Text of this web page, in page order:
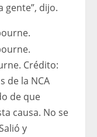
gente”, dijo.
Crédito:
de la NCA
de que
causa. No se
y